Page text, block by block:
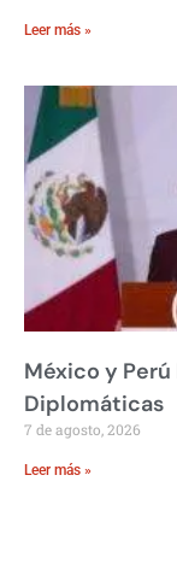
Leer más »
México y
Diplomáticas
7 de agosto, 2026
Leer más »